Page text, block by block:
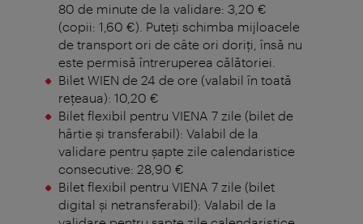
80 de minute de la validare: 3,20 €
(copii: 1,60 €). Puteți schimba mijloacele
de transport ori de câte ori doriți, însă nu
este permisă întreruperea călătoriei.
Bilet WIEN de 24 de ore (valabil în toată
rețeaua): 10,20 €
Bilet flexibil pentru VIENA 7 zile (bilet de
hârtie și transferabil): Valabil de la
validare pentru șapte zile calendaristice
consecutive: 28,90 €
Bilet flexibil pentru VIENA 7 zile (bilet
digital și netransferabil): Valabil de la